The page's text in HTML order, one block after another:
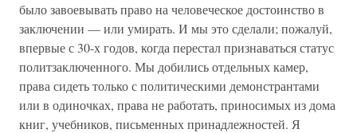
было завоевывать право на человеческое достоинство в
заключении — или умирать. И мы это сделали; пожалуй,
впервые с 30-х годов, когда перестал признаваться статус
политзаключенного. Мы добились отдельных камер,
права сидеть только с политическими демонстрантами
или в одиночках, права не работать, приносимых из дома
книг, учебников, письменных принадлежностей. Я